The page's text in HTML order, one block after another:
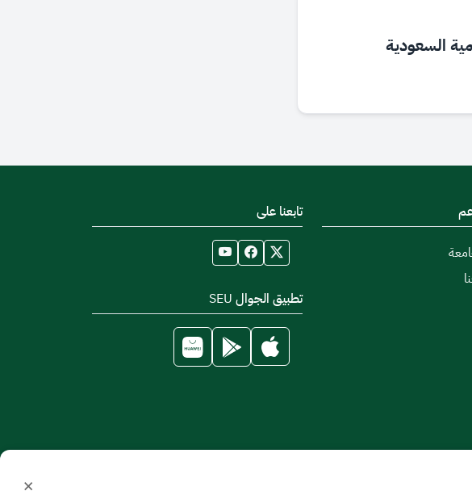
السعودية
تابعنا على
تطبيق الجوال SEU